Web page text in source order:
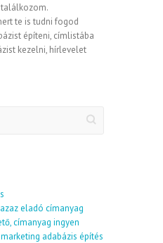
te is tudni fogod
építeni, címlistába
kezelni, hírlevelet
eladó címanyag
címanyag ingyen
adabázis építés